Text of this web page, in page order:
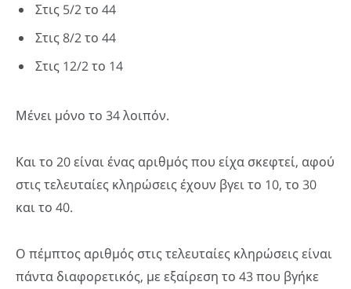
Στις 5/2 το 44
Στις 8/2 το 44
Στις 12/2 το 14
Μένει μόνο το 34 λοιπόν.
Και το 20 είναι ένας αριθμός που είχα σκεφτεί, αφού
στις τελευταίες κληρώσεις έχουν βγει το 10, το 30
και το 40.
Ο πέμπτος αριθμός στις τελευταίες κληρώσεις είναι
πάντα διαφορετικός, με εξαίρεση το 43 που βγήκε